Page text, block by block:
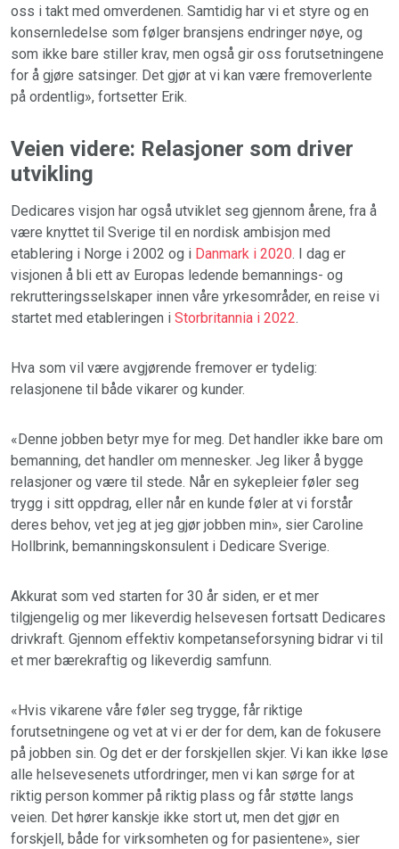
oss i takt med omverdenen. Samtidig har vi et styre og en
konsernledelse som følger bransjens endringer nøye, og
som ikke bare stiller krav, men også gir oss forutsetningene
for å gjøre satsinger. Det gjør at vi kan være fremoverlente
på ordentlig», fortsetter Erik.
Veien videre: Relasjoner som driver
utvikling
Dedicares visjon har også utviklet seg gjennom årene, fra å
være knyttet til Sverige til en nordisk ambisjon med
etablering i Norge i 2002 og i Danmark i 2020. I dag er
visjonen å bli ett av Europas ledende bemannings- og
rekrutteringsselskaper innen våre yrkesområder, en reise vi
startet med etableringen i Storbritannia i 2022.
Hva som vil være avgjørende fremover er tydelig:
relasjonene til både vikarer og kunder.
«Denne jobben betyr mye for meg. Det handler ikke bare om
bemanning, det handler om mennesker. Jeg liker å bygge
relasjoner og være til stede. Når en sykepleier føler seg
trygg i sitt oppdrag, eller når en kunde føler at vi forstår
deres behov, vet jeg at jeg gjør jobben min», sier Caroline
Hollbrink, bemanningskonsulent i Dedicare Sverige.
Akkurat som ved starten for 30 år siden, er et mer
tilgjengelig og mer likeverdig helsevesen fortsatt Dedicares
drivkraft. Gjennom effektiv kompetanseforsyning bidrar vi til
et mer bærekraftig og likeverdig samfunn.
«Hvis vikarene våre føler seg trygge, får riktige
forutsetningene og vet at vi er der for dem, kan de fokusere
på jobben sin. Og det er der forskjellen skjer. Vi kan ikke løse
alle helsevesenets utfordringer, men vi kan sørge for at
riktig person kommer på riktig plass og får støtte langs
veien. Det hører kanskje ikke stort ut, men det gjør en
forskjell, både for virksomheten og for pasientene», sier